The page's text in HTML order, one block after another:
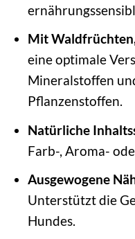
Mit
eine optimale
Mineralstoffen
Pflanzenstoffen.
Natürliche
Farb-, Aroma-
Ausgewogene
Unterstützt die
Hundes.